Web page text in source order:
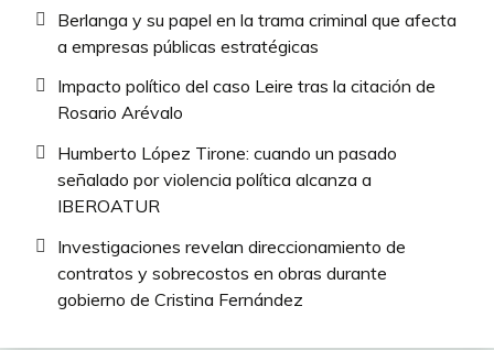
Berlanga y su papel en la trama criminal que afecta
a empresas públicas estratégicas
Impacto político del caso Leire tras la citación de
Rosario Arévalo
Humberto López Tirone: cuando un pasado
señalado por violencia política alcanza a
IBEROATUR
Investigaciones revelan direccionamiento de
contratos y sobrecostos en obras durante
gobierno de Cristina Fernández